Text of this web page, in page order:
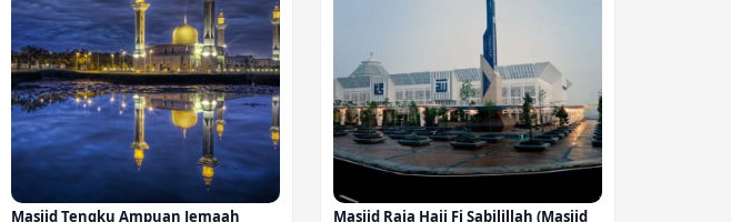
Masjid Tengku Ampuan Jemaah
Masjid Raja Haji Fi Sabilillah (Masjid